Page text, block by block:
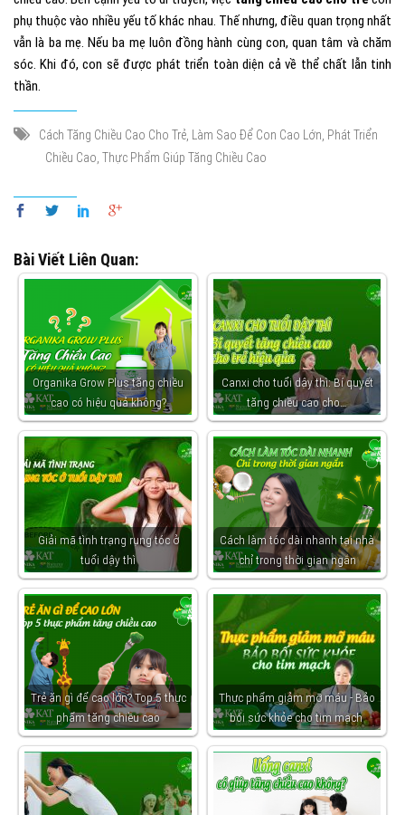
phụ thuộc vào nhiều yếu tố khác nhau. Thế nhưng, điều quan trọng nhất
vẫn là ba mẹ. Nếu ba mẹ luôn đồng hành cùng con, quan tâm và chăm
sóc. Khi đó, con sẽ được phát triển toàn diện cả về thể chất lẫn tinh
thần.
Cách Tăng Chiều Cao Cho Trẻ, Làm Sao Để Con Cao Lớn, Phát Triển
Chiều Cao, Thực Phẩm Giúp Tăng Chiều Cao
Bài Viết Liên Quan:
Organika Grow Plus tăng chiều
cao có hiệu quả không?
Canxi cho tuổi dậy thì: Bí quyết
tăng chiều cao cho…
Giải mã tình trạng rụng tóc ở
tuổi dậy thì
Cách làm tóc dài nhanh tại nhà
chỉ trong thời gian ngắn
Trẻ ăn gì để cao lớn? Top 5 thực
phẩm tăng chiều cao
Thực phẩm giảm mỡ máu - Bảo
bối sức khỏe cho tim mạch